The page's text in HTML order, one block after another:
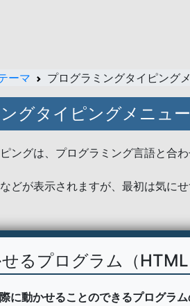
ーマ プログラミングタイピング
グタイピングメニュー
ングは、プログラミング言語と合
どが表示されますが、最初は気に
るプログラム（
に動かせることのできるプログラ